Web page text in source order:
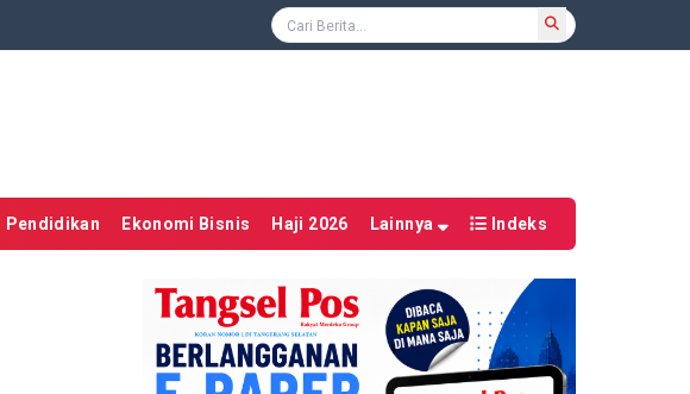
Pendidikan Ekonomi Bisnis Haji 2026 Lainnya Indeks